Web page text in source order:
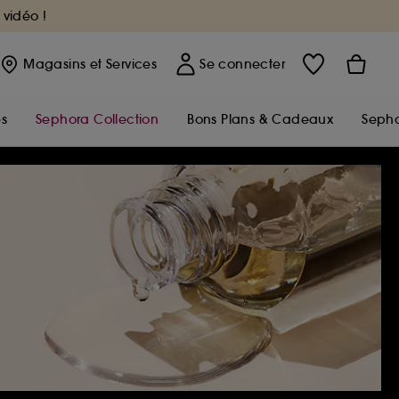
vidéo !
Magasins et Services Se connecter
Sephora Collection Bons Plans & Cadeaux